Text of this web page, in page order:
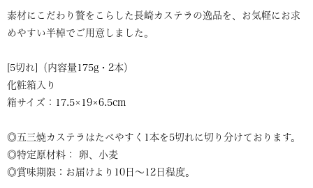
素材にこだわり贅をこらした長崎カステラの逸品を、お気軽にお求
めやすい半棹でご用意しました。
[5切れ]（内容量175g・2本）
化粧箱入り
箱サイズ：17.5×19×6.5cm
◎五三焼カステラはたべやすく1本を5切れに切り分けております。
◎特定原材料： 卵、小麦
◎賞味期限：お届けより10日～12日程度。